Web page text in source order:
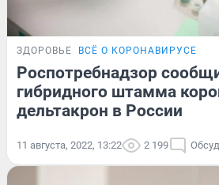
ЗДОРОВЬЕ ВСЁ О КОРОНАВИРУСЕ
Роспотребнадзор
гибридного штамма
дельтакрон в России
11 августа, 2022, 13:22 2 199